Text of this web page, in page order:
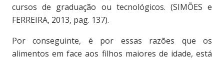
cursos de graduação ou tecnológicos. (SIMÕES e
FERREIRA, 2013, pag. 137).
Por conseguinte, é por essas razões que os
alimentos em face aos filhos maiores de idade, está